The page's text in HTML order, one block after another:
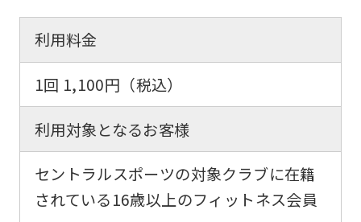
利用料金
1回 1,100円（税込）
利用対象となるお客様
セントラルスポーツの対象クラブに在籍
されている16歳以上のフィットネス会員